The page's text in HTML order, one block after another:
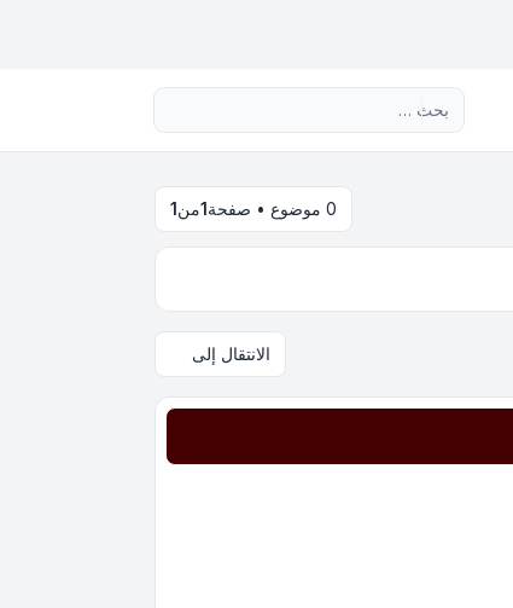
0 موضوع • صفحة 1من1
الانتقال إلى